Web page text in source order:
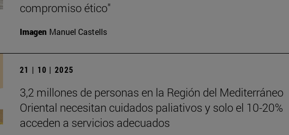
compromiso ético"
Imagen Manuel Castells
21 | 10 | 2025
3,2 millones de personas en la Región del Mediterráneo
Oriental necesitan cuidados paliativos y solo el 10-20%
acceden a servicios adecuados